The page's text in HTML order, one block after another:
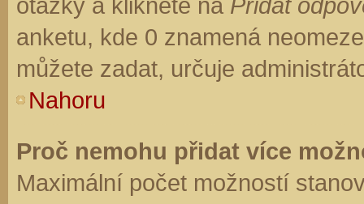
anketu, kde 0 znamená
můžete zadat, určuje
Nahoru
Proč nemohu přidat více
Maximální počet možností